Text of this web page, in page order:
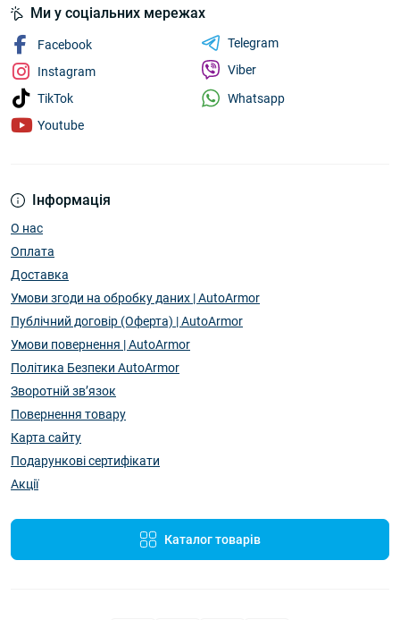
Інформація
О нас
Оплата
Доставка
Умови згоди на обробку даних | AutoArmor
Публічний договір (Оферта) | AutoArmor
Умови повернення | AutoArmor
Політика Безпеки AutoArmor
Зворотній зв’язок
Повернення товару
Карта сайту
Подарункові сертифікати
Акції
Каталог товарів
Ми у соціальних мережах
Facebook
Instagram
TikTok
Youtube
Telegram
Viber
Whatsapp